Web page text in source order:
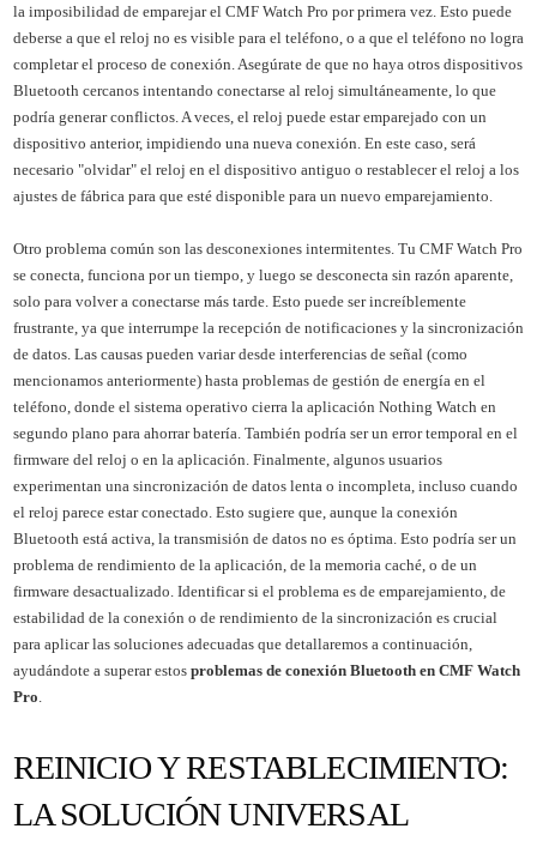
la imposibilidad de emparejar el CMF Watch Pro por primera vez. Esto puede
deberse a que el reloj no es visible para el teléfono, o a que el teléfono no logra
completar el proceso de conexión. Asegúrate de que no haya otros dispositivos
Bluetooth cercanos intentando conectarse al reloj simultáneamente, lo que
podría generar conflictos. A veces, el reloj puede estar emparejado con un
dispositivo anterior, impidiendo una nueva conexión. En este caso, será
necesario "olvidar" el reloj en el dispositivo antiguo o restablecer el reloj a los
ajustes de fábrica para que esté disponible para un nuevo emparejamiento.
Otro problema común son las desconexiones intermitentes. Tu CMF Watch Pro
se conecta, funciona por un tiempo, y luego se desconecta sin razón aparente,
solo para volver a conectarse más tarde. Esto puede ser increíblemente
frustrante, ya que interrumpe la recepción de notificaciones y la sincronización
de datos. Las causas pueden variar desde interferencias de señal (como
mencionamos anteriormente) hasta problemas de gestión de energía en el
teléfono, donde el sistema operativo cierra la aplicación Nothing Watch en
segundo plano para ahorrar batería. También podría ser un error temporal en el
firmware del reloj o en la aplicación. Finalmente, algunos usuarios
experimentan una sincronización de datos lenta o incompleta, incluso cuando
el reloj parece estar conectado. Esto sugiere que, aunque la conexión
Bluetooth está activa, la transmisión de datos no es óptima. Esto podría ser un
problema de rendimiento de la aplicación, de la memoria caché, o de un
firmware desactualizado. Identificar si el problema es de emparejamiento, de
estabilidad de la conexión o de rendimiento de la sincronización es crucial
para aplicar las soluciones adecuadas que detallaremos a continuación,
ayudándote a superar estos problemas de conexión Bluetooth en CMF Watch
Pro
REINICIO Y RESTABLECIMIENTO:
LA SOLUCIÓN UNIVERSAL